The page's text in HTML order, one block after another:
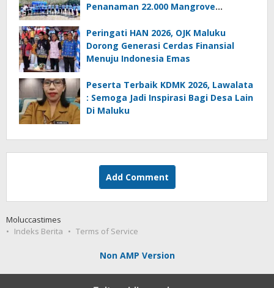
Penanaman 22.000 Mangrove
Peringati HAN 2026, OJK Maluku
Dorong Generasi Cerdas Finansial
Menuju Indonesia Emas
Peserta Terbaik KDMK 2026, Lawalata
: Semoga Jadi Inspirasi Bagi Desa Lain
Di Maluku
Add Comment
Moluccastimes
Indeks Berita
Terms of Service
Non AMP Version